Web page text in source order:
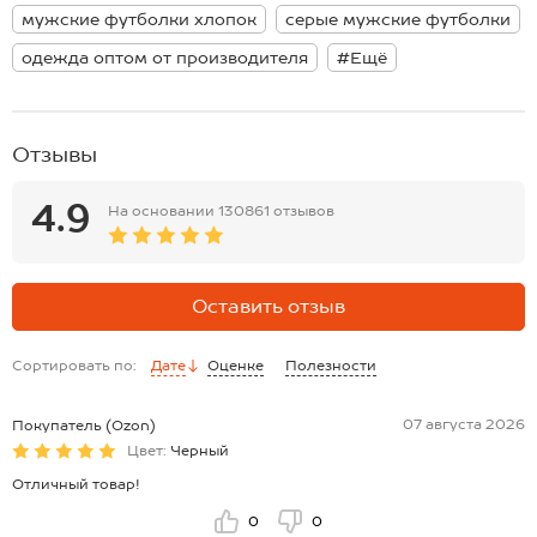
футболка 52 размера.
мужские футболки хлопок
серые мужские футболки
одежда оптом от производителя
#Ещё
Отзывы
4.9 На основании 130861 отзывов
Оставить отзыв
Сортировать по: Дате Оценке Полезности
Покупатель (Ozon)
07 августа 2026
Цвет: Черный
Отличный товар!
0 0